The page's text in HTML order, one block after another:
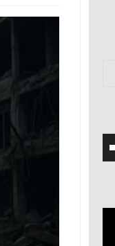
مفاتيح
لزيادة